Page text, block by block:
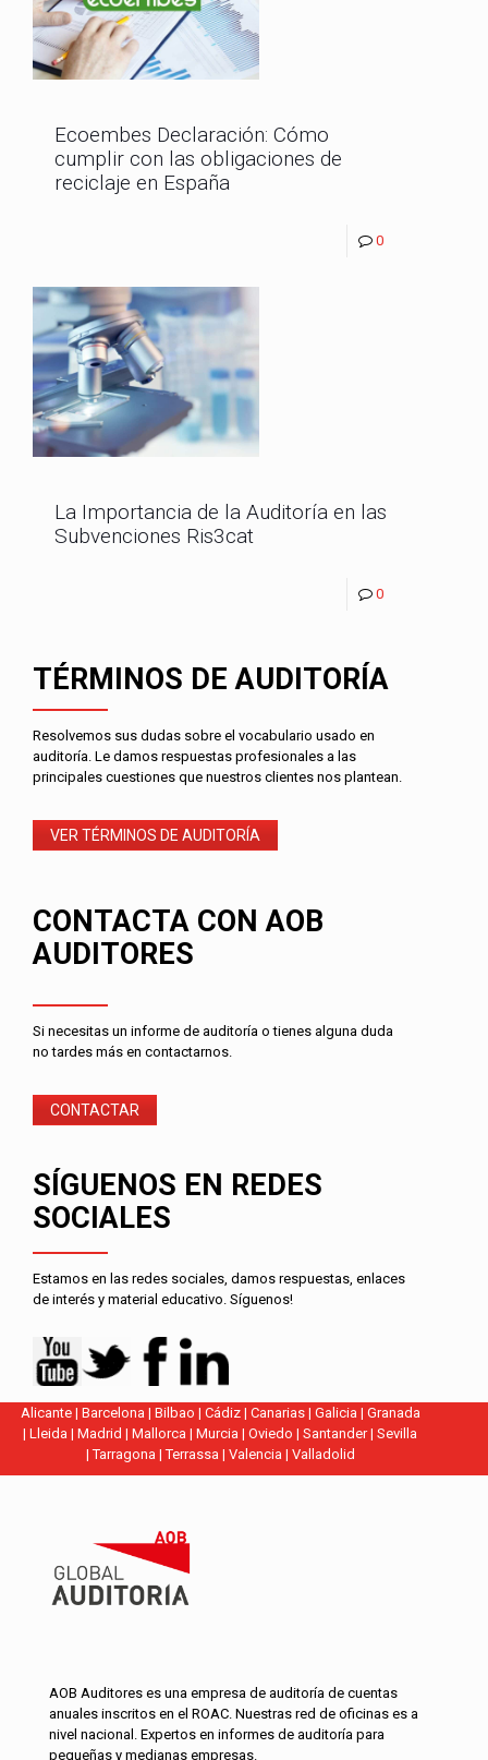
Ecoembes Declaración: Cómo
cumplir con las obligaciones de
reciclaje en España
0
La Importancia de la Auditoría en las
Subvenciones Ris3cat
0
TÉRMINOS DE AUDITORÍA
Resolvemos sus dudas sobre el vocabulario usado en
auditoría. Le damos respuestas profesionales a las
principales cuestiones que nuestros clientes nos plantean.
VER TÉRMINOS DE AUDITORÍA
CONTACTA CON AOB
AUDITORES
Si necesitas un informe de auditoría o tienes alguna duda
no tardes más en contactarnos.
CONTACTAR
SÍGUENOS EN REDES
SOCIALES
Estamos en las redes sociales, damos respuestas, enlaces
de interés y material educativo. Síguenos!
Alicante| Barcelona | Bilbao | Cádiz| Canarias| Galicia | Granada
|Lleida |Madrid |Mallorca |Murcia |Oviedo |Santander|Sevilla
|Tarragona |Terrassa | Valencia | Valladolid
AOB Auditores es una empresa de auditoría de cuentas
anuales inscritos en el ROAC. Nuestras red de oficinas es a
nivel nacional. Expertos en informes de auditoría para
pequeñas y medianas empresas.